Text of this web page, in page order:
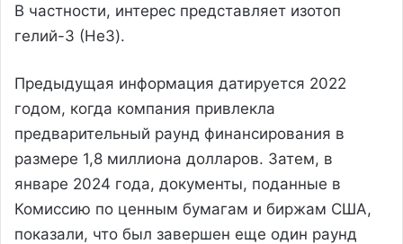
В частности, интерес представляет изотоп
гелий-3 (He3).
Предыдущая информация датируется 2022
годом, когда компания привлекла
предварительный раунд финансирования в
размере 1,8 миллиона долларов. Затем, в
январе 2024 года, документы, поданные в
Комиссию по ценным бумагам и биржам США,
показали, что был завершен еще один раунд